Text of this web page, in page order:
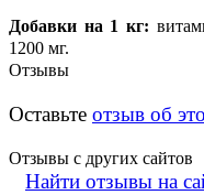
Добавки на 1 кг:
1200 мг.
Отзывы
Оставьте отзыв об
Отзывы с других сайтов
Найти отзывы на